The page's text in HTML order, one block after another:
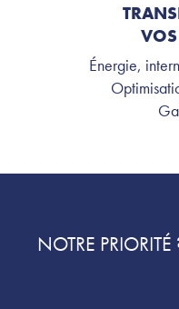
VOS
Énergie,
NOTRE